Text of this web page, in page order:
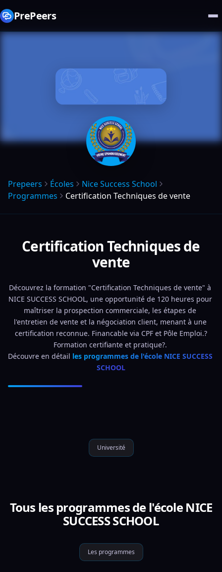
PrePeers
Prepeers Écoles
Nice Success School
Programmes
Certification Techniques de vente
Certification Techniques de
vente
Découvrez la formation "Certification Techniques de vente" à
NICE SUCCESS SCHOOL, une opportunité de 120 heures pour
maîtriser la prospection commerciale, les étapes de
l'entretien de vente et la négociation client, menant à une
certification reconnue. Financable via CPF et Pôle Emploi.?
Formation certifiante et pratique?.
Découvre en détail les programmes de l'école NICE SUCCESS
SCHOOL
Université
Tous les programmes de l'école NICE
SUCCESS SCHOOL
Les programmes